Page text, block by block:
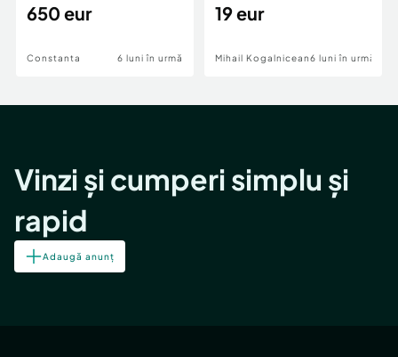
D24 si D25
650 eur
Constanta 6 luni în urmă
deschidere 71 ml la
19 eur
Mihail Kogalniceanu6 luni în urmă
Vinzi și cumperi simplu și
rapid
Adaugă anunț